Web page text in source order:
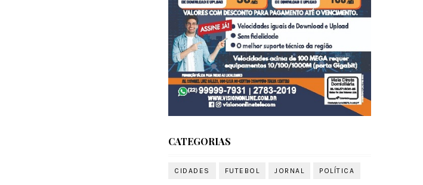
CATEGORIAS
CIDADES FUTEBOL JORNAL POLÍTICA